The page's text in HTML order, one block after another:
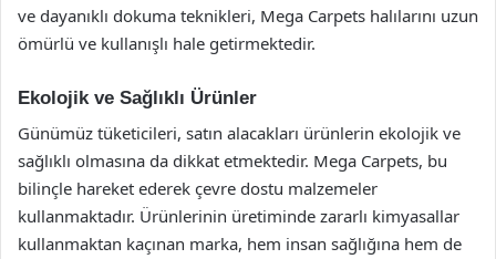
ve dayanıklı dokuma teknikleri, Mega Carpets halılarını uzun
ömürlü ve kullanışlı hale getirmektedir.
Ekolojik ve Sağlıklı Ürünler
Günümüz tüketicileri, satın alacakları ürünlerin ekolojik ve
sağlıklı olmasına da dikkat etmektedir. Mega Carpets, bu
bilinçle hareket ederek çevre dostu malzemeler
kullanmaktadır. Ürünlerinin üretiminde zararlı kimyasallar
kullanmaktan kaçınan marka, hem insan sağlığına hem de